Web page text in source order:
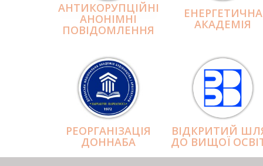
АНТИКОРУПЦІЙНІ
АНОНІМНІ
ПОВІДОМЛЕННЯ
ЕНЕРГЕТИЧНА
АКАДЕМІЯ
РЕОРГАНІЗАЦІЯ
ДОННАБА
ВІДКРИТИЙ
ДО ВИЩОЇ